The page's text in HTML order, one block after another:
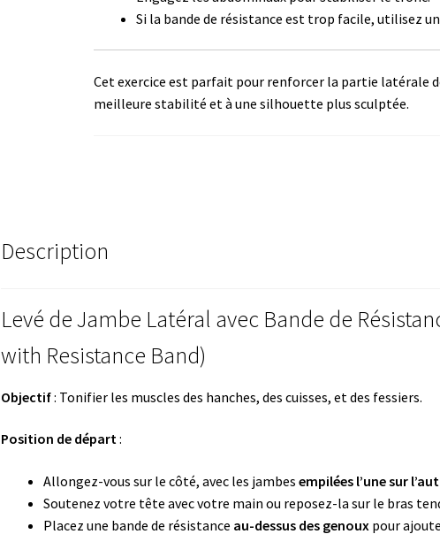
Si la bande de résistance est trop facile, utilisez
Cet exercice est parfait pour renforcer la partie latérale
meilleure stabilité et à une silhouette plus sculptée.
Description
Levé de Jambe Latéral avec Bande de
with Resistance Band)
Objectif: Tonifier les muscles des hanches, des cuisses, et des fessiers.
Position de départ:
Allongez-vous sur le côté, avec les jambes empilées l’une sur
Soutenez votre tête avec votre main ou reposez-la sur le bras
Placez une bande de résistance au-dessus des genoux pour